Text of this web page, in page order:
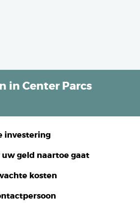
in Center Parcs
investering
geld naartoe gaat
kosten